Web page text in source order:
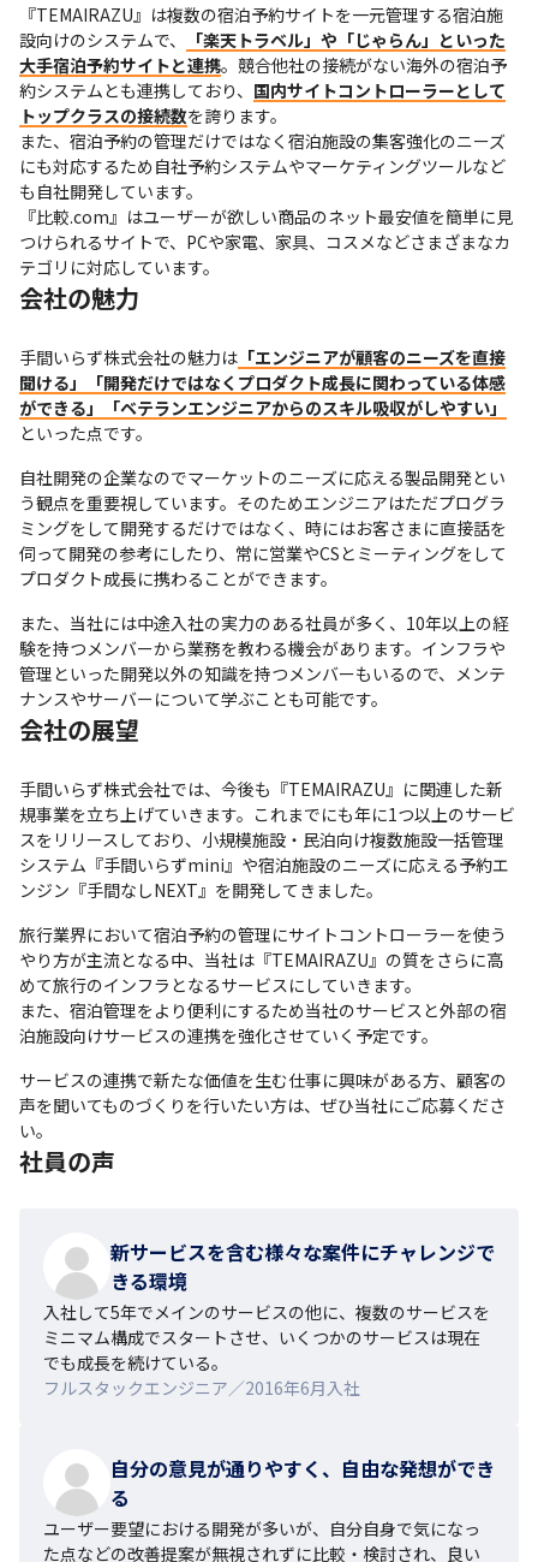
『TEMAIRAZU』は複数の宿泊予約サイトを一元管理する宿泊施
設向けのシステムで、
「楽天トラベル」や「じゃらん」といった
大手宿泊予約サイトと連携。競合他社の接続がない海外の宿泊予
約システムとも連携しており、 国内サイトコントローラーとして
トップクラスの接続数を誇ります。
また、宿泊予約の管理だけではなく宿泊施設の集客強化のニーズ
にも対応するため自社予約システムやマーケティングツールなど
も自社開発しています。
『比較.com』はユーザーが欲しい商品のネット最安値を簡単に見
つけられるサイトで、PCや家電、家具、コスメなどさまざまなカ
テゴリに対応しています。
会社の魅力
手間いらず株式会社の魅力は 「エンジニアが顧客のニーズを直接
聞ける」「開発だけではなくプロダクト成長に関わっている体感
ができる」「ベテランエンジニアからのスキル吸収がしやすい」
といった点です。
自社開発の企業なのでマーケットのニーズに応える製品開発とい
う観点を重要視しています。そのためエンジニアはただプログラ
ミングをして開発するだけではなく、時にはお客さまに直接話を
伺って開発の参考にしたり、常に営業やCSとミーティングをして
プロダクト成長に携わることができます。
また、当社には中途入社の実力のある社員が多く、10年以上の経
験を持つメンバーから業務を教わる機会があります。インフラや
管理といった開発以外の知識を持つメンバーもいるので、メンテ
ナンスやサーバーについて学ぶことも可能です。
会社の展望
手間いらず株式会社では、今後も『TEMAIRAZU』に関連した新
規事業を立ち上げていきます。これまでにも年に1つ以上のサービ
スをリリースしており、小規模施設・民泊向け複数施設一括管理
システム『手間いらずmini』や宿泊施設のニーズに応える予約エ
ンジン『手間なしNEXT』を開発してきました。
旅行業界において宿泊予約の管理にサイトコントローラーを使う
やり方が主流となる中、当社は『TEMAIRAZU』の質をさらに高
めて旅行のインフラとなるサービスにしていきます。
また、宿泊管理をより便利にするため当社のサービスと外部の宿
泊施設向けサービスの連携を強化させていく予定です。
サービスの連携で新たな価値を生む仕事に興味がある方、顧客の
声を聞いてものづくりを行いたい方は、ぜひ当社にご応募くださ
い。
社員の声
新サービスを含む様々な案件にチャレンジで
きる環境
入社して5年でメインのサービスの他に、複数のサービスを
ミニマム構成でスタートさせ、いくつかのサービスは現在
でも成長を続けている。
フルスタックエンジニア／2016年6月入社
自分の意見が通りやすく、自由な発想ができ
る
ユーザー要望における開発が多いが、自分自身で気になっ
た点などの改善提案が無視されずに比較・検討され、良い